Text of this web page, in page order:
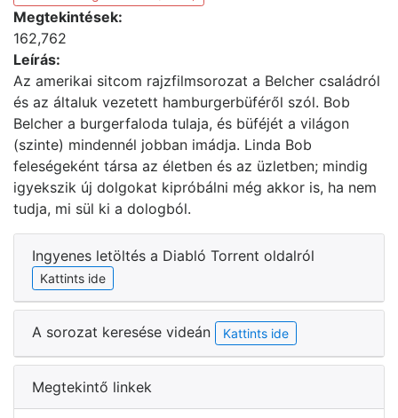
Megtekintések:
162,762
Leírás:
Az amerikai sitcom rajzfilmsorozat a Belcher családról
és az általuk vezetett hamburgerbüféről szól. Bob
Belcher a burgerfaloda tulaja, és büféjét a világon
(szinte) mindennél jobban imádja. Linda Bob
feleségeként társa az életben és az üzletben; mindig
igyekszik új dolgokat kipróbálni még akkor is, ha nem
tudja, mi sül ki a dologból.
Ingyenes letöltés a Diabló Torrent oldalról
Kattints ide
A sorozat keresése videán Kattints ide
Megtekintő linkek